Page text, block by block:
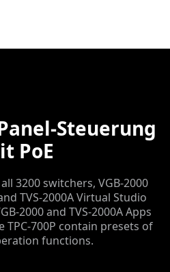
Steuerung
PoE
3200 switchers, VGB-2000
TVS-2000A Virtual Studio
2000 and TVS-2000A Apps
700P contain presets of
functions.